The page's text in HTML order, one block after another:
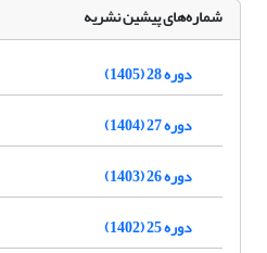
شماره‌های پیشین نشریه
دوره 28 (1405)
دوره 27 (1404)
دوره 26 (1403)
دوره 25 (1402)